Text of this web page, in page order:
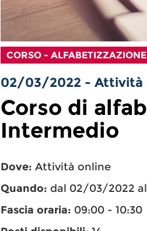
CORSO -
02/03/2022 - Attività
Corso di
Intermedio
Dove: Attività online
Quando: dal 02/03/2022
Fascia oraria: 09:00 - 10:30